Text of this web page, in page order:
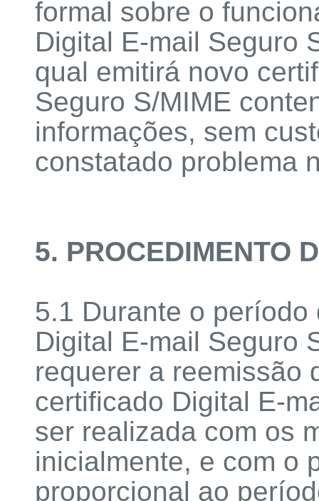
formal sobre o
Digital E-mail Seguro
qual emitirá novo
Seguro S/MIME
informações, sem
constatado problema
5. PROCEDIMENTO
5.1 Durante o
Digital E-mail Seguro
requerer a reemissão
certificado Digital E-
ser realizada com os
inicialmente, e com o
proporcional ao